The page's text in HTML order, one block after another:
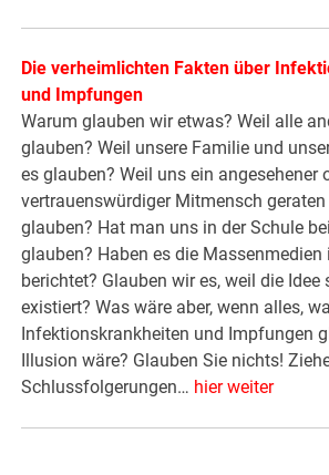
Die verheimlichten Fakten über
und Impfungen
Warum glauben wir etwas? Weil alle
glauben? Weil unsere Familie und
es glauben? Weil uns ein angesehener
vertrauenswürdiger Mitmensch geraten
glauben? Hat man uns in der Schule
glauben? Haben es die
berichtet? Glauben wir es, weil die Idee
existiert? Was wäre aber, wenn alles,
Infektionskrankheiten und Impfungen
Illusion wäre? Glauben Sie nichts!
Schlussfolgerungen… hier weiter